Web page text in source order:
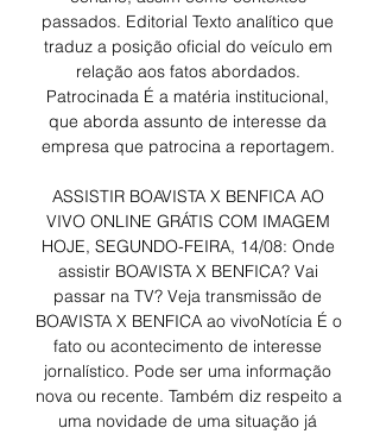
passados. Editorial Texto analítico que
traduz a posição oficial do veículo em
relação aos fatos abordados.
Patrocinada É a matéria institucional,
que aborda assunto de interesse da
empresa que patrocina a reportagem.
ASSISTIR BOAVISTA X BENFICA AO
VIVO ONLINE GRÁTIS COM IMAGEM
HOJE, SEGUNDO-FEIRA, 14/08: Onde
assistir BOAVISTA X BENFICA? Vai
passar na TV? Veja transmissão de
BOAVISTA X BENFICA ao vivoNotícia É o
fato ou acontecimento de interesse
jornalístico. Pode ser uma informação
nova ou recente. Também diz respeito a
uma novidade de uma situação já